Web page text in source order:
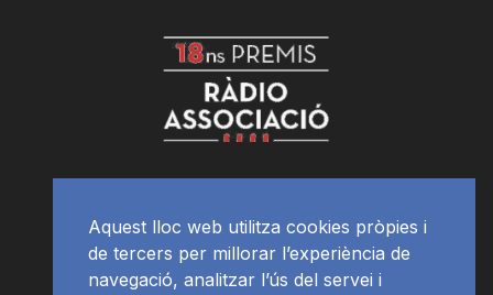
Aquest lloc web utilitza cookies pròpies i
de tercers per millorar l’experiència de
navegació, analitzar l’ús del servei i